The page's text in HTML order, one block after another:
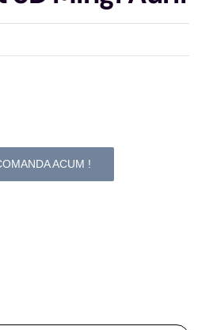
ACUM !